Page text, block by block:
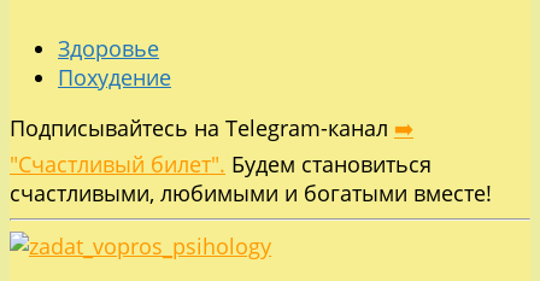
Здоровье
Похудение
Подписывайтесь на Telegram-канал ➡️
"Счастливый билет". Будем становиться
счастливыми, любимыми и богатыми вместе!